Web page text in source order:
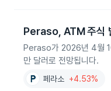
Peraso, ATM 주식
Peraso가 2026년 4월
만 달러로 전망됩니다.
페라소 +4.53%